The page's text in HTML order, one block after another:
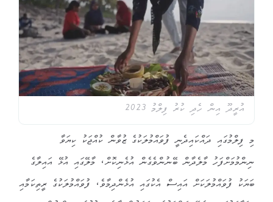
އުރީދޫ އިން ހެދި ކުރު ފިލްމު 2023
މި ފިލްމުގައި ދައްކައިދެނީ ފުވައްމުލަކުގެ ޒުވާން ކުއްޖަކު ކިޔަވާ
ނިންމުމަށްފަހު މާލެދާން ބޭނުންވެގެން އުޅެނިކޮށް، މާލޭގައި އުޅޭ އައިލާގެ
ބަޔަކު ފުވައްމުލަކަށް އައިސް އެކުގައި އުޅެންދިމާވެ، ފުވައްމުލަކުގެ ރީތިކަމާއި